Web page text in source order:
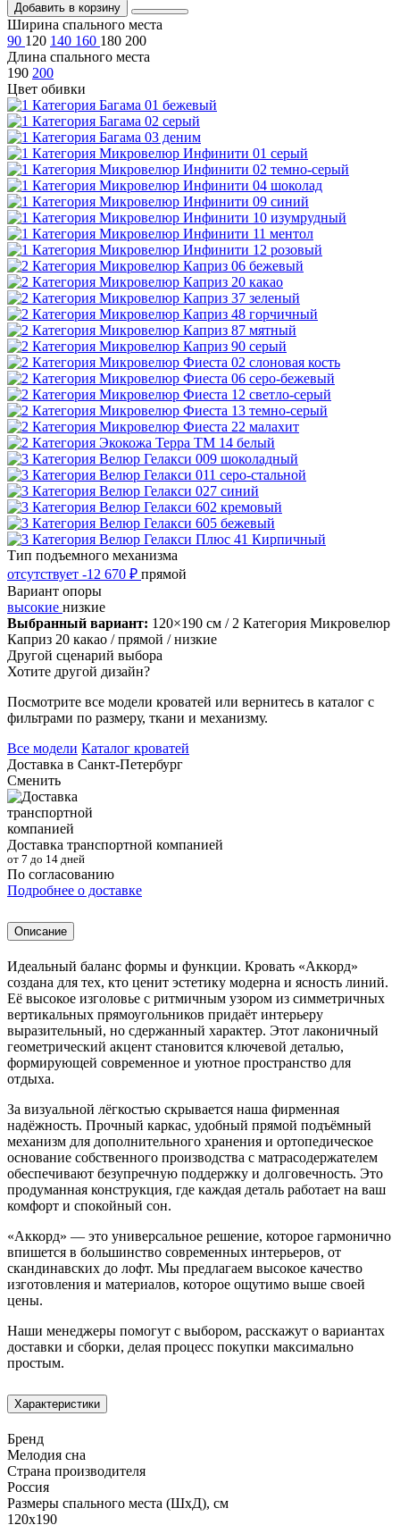
Добавить в корзину
Ширина спального места
90 120 140 160 180 200
Длина спального места
190 200
Цвет обивки
Тип подъемного механизма
отсутствует -12 670 ₽ прямой
Вариант опоры
высокие низкие
Выбранный вариант: 120×190 см / 2 Категория Микровелюр
Каприз 20 какао / прямой / низкие
Другой сценарий выбора
Хотите другой дизайн?
Посмотрите все модели кроватей или вернитесь в каталог с
фильтрами по размеру, ткани и механизму.
Все модели Каталог кроватей
Доставка в Санкт-Петербург
Сменить
Доставка транспортной компанией
от 7 до 14 дней
По согласованию
Подробнее о доставке
Описание
Идеальный баланс формы и функции. Кровать «Аккорд»
создана для тех, кто ценит эстетику модерна и ясность линий.
Её высокое изголовье с ритмичным узором из симметричных
вертикальных прямоугольников придаёт интерьеру
выразительный, но сдержанный характер. Этот лаконичный
геометрический акцент становится ключевой деталью,
формирующей современное и уютное пространство для
отдыха.
За визуальной лёгкостью скрывается наша фирменная
надёжность. Прочный каркас, удобный прямой подъёмный
механизм для дополнительного хранения и ортопедическое
основание собственного производства с матрасодержателем
обеспечивают безупречную поддержку и долговечность. Это
продуманная конструкция, где каждая деталь работает на ваш
комфорт и спокойный сон.
«Аккорд» — это универсальное решение, которое гармонично
впишется в большинство современных интерьеров, от
скандинавских до лофт. Мы предлагаем высокое качество
изготовления и материалов, которое ощутимо выше своей
цены.
Наши менеджеры помогут с выбором, расскажут о вариантах
доставки и сборки, делая процесс покупки максимально
простым.
Характеристики
Бренд
Мелодия сна
Страна производителя
Россия
Размеры спального места (ШхД), см
120х190